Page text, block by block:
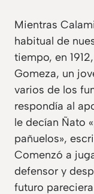
Mientras
habitual de
tiempo, en
Gomeza, un
varios de los
respondía al
le decían Ñato
pañuelos»,
Comenzó a
defensor y
futuro